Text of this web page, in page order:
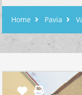
Home Pavia